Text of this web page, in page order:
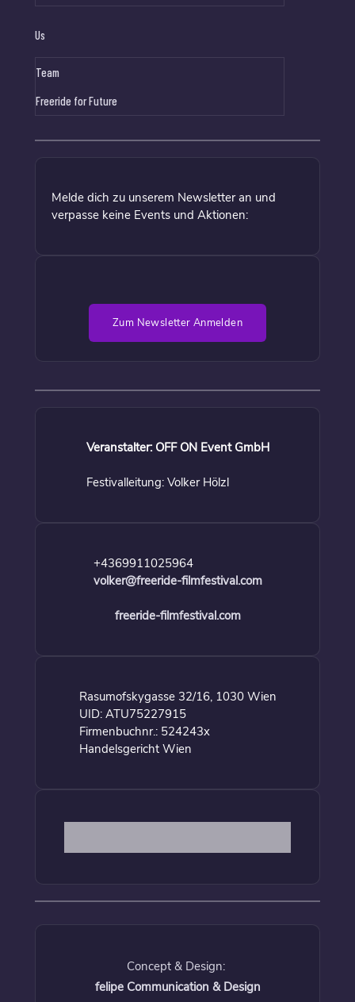
Us
Team
Freeride for Future
Melde dich zu unserem Newsletter an und
verpasse keine Events und Aktionen:
Zum Newsletter Anmelden
Veranstalter: OFF ON Event GmbH
Festivalleitung: Volker Hölzl
+4369911025964
volker@freeride-filmfestival.com
freeride-filmfestival.com
Rasumofskygasse 32/16, 1030 Wien
UID: ATU75227915
Firmenbuchnr.: 524243x
Handelsgericht Wien
Concept & Design:
felipe Communication & Design